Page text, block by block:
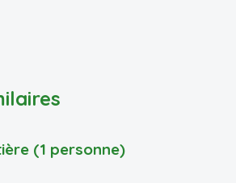
(1 personne)